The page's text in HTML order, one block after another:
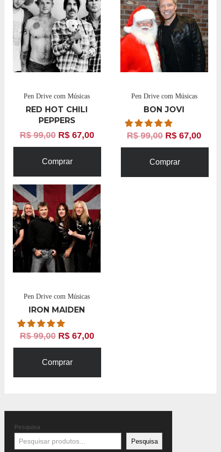
Pen Drive com Músicas
RED HOT CHILI
PEPPERS
R$99,00 R$67,00
Comprar
Pen Drive com Músicas
BON JOVI
R$99,00 R$ 67,00
Comprar
Pen Drive com Músicas
IRON MAIDEN
R$99,00 R$67,00
Comprar
Pesquisa
Pesquisa